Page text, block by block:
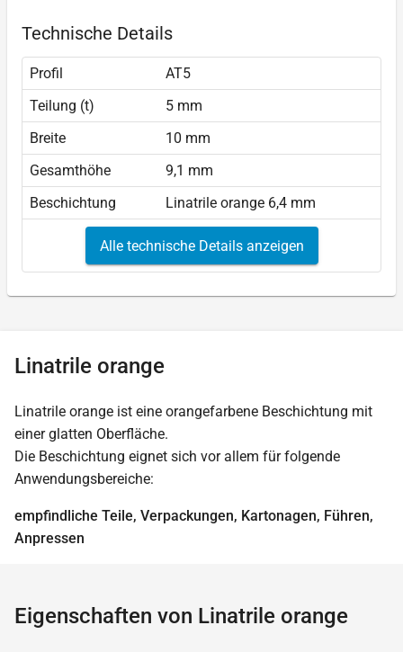
Technische Details
Profil
AT5
Teilung (t)
5 mm
Breite
10 mm
Gesamthöhe
9,1 mm
Beschichtung
Linatrile orange 6,4 mm
Alle technische Details anzeigen
Linatrile orange
Linatrile orange ist eine orangefarbene Beschichtung mit
einer glatten Oberfläche.
Die Beschichtung eignet sich vor allem für folgende
Anwendungsbereiche:
empfindliche Teile, Verpackungen, Kartonagen, Führen,
Anpressen
Eigenschaften von Linatrile orange